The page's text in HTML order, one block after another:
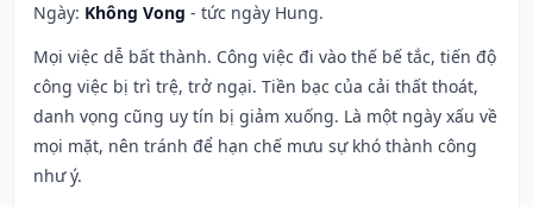
Ngày: Không Vong - tức ngày Hung.
Mọi việc dễ bất thành. Công việc đi vào thế bế tắc, tiến độ
công việc bị trì trệ, trở ngại. Tiền bạc của cải thất thoát,
danh vọng cũng uy tín bị giảm xuống. Là một ngày xấu về
mọi mặt, nên tránh để hạn chế mưu sự khó thành công
như ý.